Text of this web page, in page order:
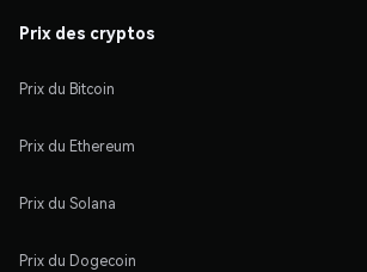
Prix des cryptos
Prix du Bitcoin
Prix du Ethereum
Prix du Solana
Prix du Dogecoin